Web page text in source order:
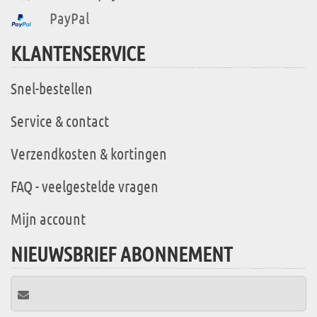
PayPal
KLANTENSERVICE
Snel-bestellen
Service & contact
Verzendkosten & kortingen
FAQ - veelgestelde vragen
Mijn account
NIEUWSBRIEF ABONNEMENT